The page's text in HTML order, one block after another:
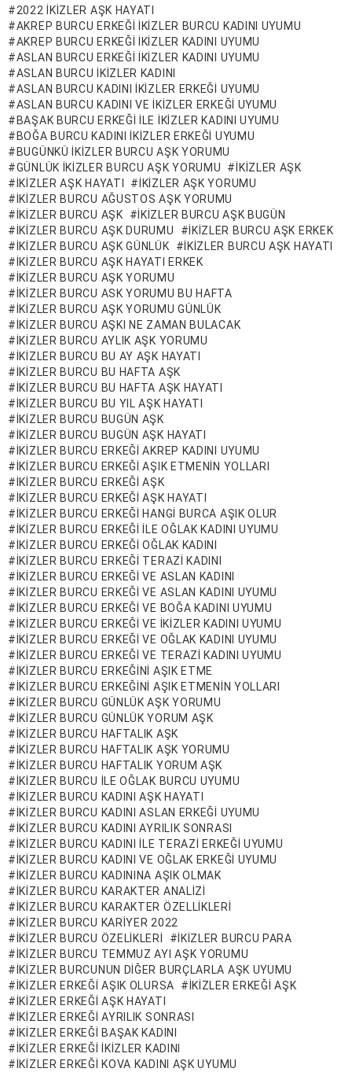
2022 IKIZLER AŞK HAYATI
AKREP BURCU ERKEĞI IKIZLER BURCU KADINI UYUMU
AKREP BURCU ERKEĞI IKIZLER KADINI UYUMU
ASLAN BURCU ERKEĞI IKIZLER KADINI UYUMU
ASLAN BURCU IKIZLER KADINI
ASLAN BURCU KADINI IKIZLER ERKEĞI UYUMU
ASLAN BURCU KADINI VE IKIZLER ERKEĞI UYUMU
BAŞAK BURCU ERKEĞI ILE IKIZLER KADINI UYUMU
BOĞA BURCU KADINI IKIZLER ERKEĞI UYUMU
BUGÜNKÜ IKIZLER BURCU AŞK YORUMU
GÜNLÜK IKIZLER BURCU AŞK YORUMU
IKIZLER AŞK
IKIZLER AŞK HAYATI
IKIZLER AŞK YORUMU
IKIZLER BURCU AĞUSTOS AŞK YORUMU
IKIZLER BURCU AŞK
IKIZLER BURCU AŞK BUGÜN
IKIZLER BURCU AŞK DURUMU
IKIZLER BURCU AŞK ERKEK
IKIZLER BURCU AŞK GÜNLÜK
IKIZLER BURCU AŞK HAYATI
IKIZLER BURCU AŞK HAYATI ERKEK
IKIZLER BURCU AŞK YORUMU
IKIZLER BURCU ASK YORUMU BU HAFTA
IKIZLER BURCU AŞK YORUMU GÜNLÜK
IKIZLER BURCU AŞKI NE ZAMAN BULACAK
IKIZLER BURCU AYLIK AŞK YORUMU
IKIZLER BURCU BU AY AŞK HAYATI
IKIZLER BURCU BU HAFTA AŞK
IKIZLER BURCU BU HAFTA AŞK HAYATI
IKIZLER BURCU BU YIL AŞK HAYATI
IKIZLER BURCU BUGÜN AŞK
IKIZLER BURCU BUGÜN AŞK HAYATI
IKIZLER BURCU ERKEĞI AKREP KADINI UYUMU
IKIZLER BURCU ERKEĞI AŞIK ETMENIN YOLLARI
IKIZLER BURCU ERKEĞI AŞK
IKIZLER BURCU ERKEĞI AŞK HAYATI
IKIZLER BURCU ERKEĞI HANGI BURCA AŞIK OLUR
IKIZLER BURCU ERKEĞI ILE OĞLAK KADINI UYUMU
IKIZLER BURCU ERKEĞI OĞLAK KADINI
IKIZLER BURCU ERKEĞI TERAZI KADINI
IKIZLER BURCU ERKEĞI VE ASLAN KADINI
IKIZLER BURCU ERKEĞI VE ASLAN KADINI UYUMU
IKIZLER BURCU ERKEĞI VE BOĞA KADINI UYUMU
IKIZLER BURCU ERKEĞI VE IKIZLER KADINI UYUMU
IKIZLER BURCU ERKEĞI VE OĞLAK KADINI UYUMU
IKIZLER BURCU ERKEĞI VE TERAZI KADINI UYUMU
IKIZLER BURCU ERKEĞINI AŞIK ETME
IKIZLER BURCU ERKEĞINI AŞIK ETMENIN YOLLARI
IKIZLER BURCU GÜNLÜK AŞK YORUMU
IKIZLER BURCU GÜNLÜK YORUM AŞK
IKIZLER BURCU HAFTALIK AŞK
IKIZLER BURCU HAFTALIK AŞK YORUMU
IKIZLER BURCU HAFTALIK YORUM AŞK
IKIZLER BURCU ILE OĞLAK BURCU UYUMU
IKIZLER BURCU KADINI AŞK HAYATI
IKIZLER BURCU KADINI ASLAN ERKEĞI UYUMU
IKIZLER BURCU KADINI AYRILIK SONRASI
IKIZLER BURCU KADINI ILE TERAZI ERKEĞI UYUMU
IKIZLER BURCU KADINI VE OĞLAK ERKEĞI UYUMU
IKIZLER BURCU KADININA AŞIK OLMAK
IKIZLER BURCU KARAKTER ANALIZI
IKIZLER BURCU KARAKTER ÖZELLIKLERI
IKIZLER BURCU KARIYER 2022
IKIZLER BURCU ÖZELIKLERI
IKIZLER BURCU PARA
IKIZLER BURCU TEMMUZ AYI AŞK YORUMU
IKIZLER BURCUNUN DIĞER BURÇLARLA AŞK UYUMU
IKIZLER ERKEĞI AŞIK OLURSA
IKIZLER ERKEĞI AŞK
IKIZLER ERKEĞI AŞK HAYATI
IKIZLER ERKEĞI AYRILIK SONRASI
IKIZLER ERKEĞI BAŞAK KADINI
IKIZLER ERKEĞI IKIZLER KADINI
IKIZLER ERKEĞI KOVA KADINI AŞK UYUMU